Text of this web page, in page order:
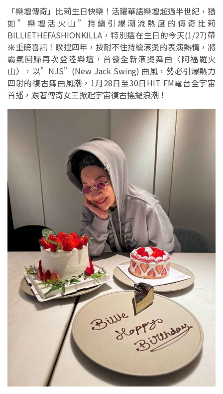
「樂壇傳奇」比莉生日快樂！活躍華語樂壇超過半世紀，猶
如”樂壇活火山”持續引爆潮流熱度的傳奇比莉
BILLIETHEFASHIONKILLA，特別選在生日的今天(1/27)帶
來重磅喜訊！睽違四年，按耐不住持續滾燙的表演熱情，將
霸氣回歸再次登陸樂壇，首發全新滾燙舞曲〈阿福羅火
山〉，以”NJS”(New Jack Swing) 曲風，勢必引爆熱力
四射的復古舞曲風潮，1月28日至30日HIT FM電台全宇宙
首播，跟著傳奇女王掀起宇宙復古搖擺浪潮！